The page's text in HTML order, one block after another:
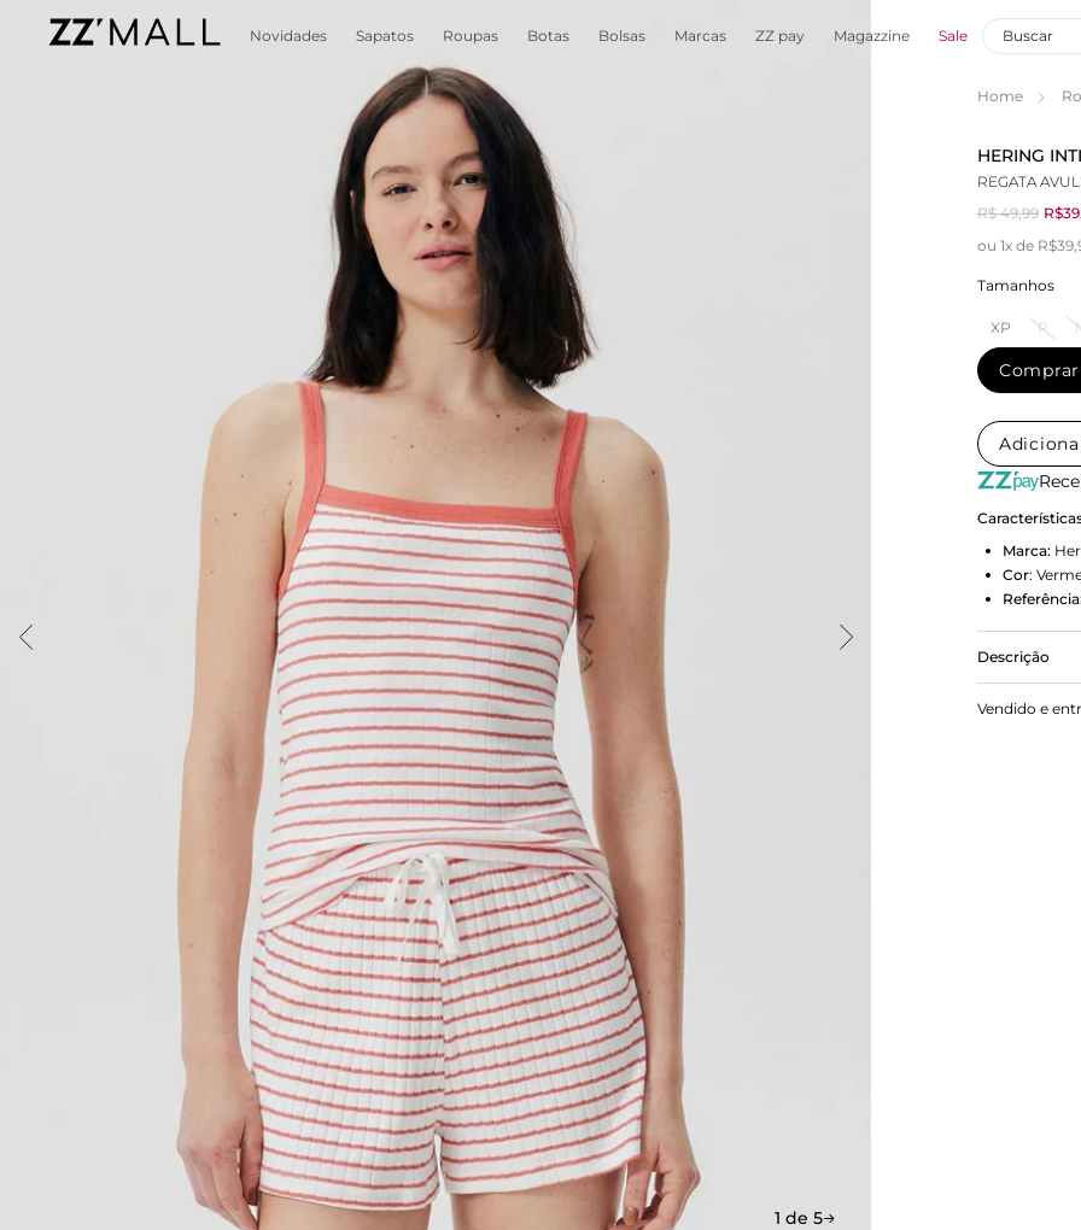
Novidades Sapatos Roupas Botas Bolsas Marcas ZZ pay Magazzine Sale
1 de 5
Home
HERING
REGATA
R$ 49,99
ou 1x de
Tamanhos
XP P
Comprar
Marca:
Cor:
Referência:
Descrição
Regata
ajustada ao
Vendido e